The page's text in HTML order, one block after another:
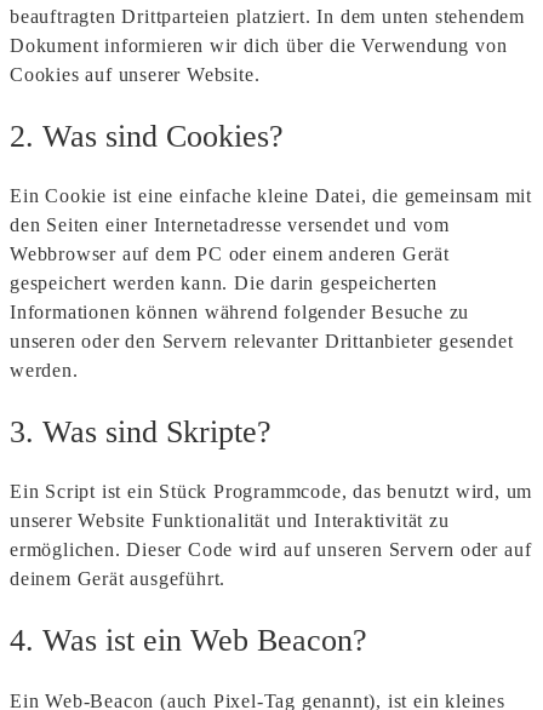
beauftragten Drittparteien platziert. In dem unten stehendem
Dokument informieren wir dich über die Verwendung von
Cookies auf unserer Website.
2. Was sind Cookies?
Ein Cookie ist eine einfache kleine Datei, die gemeinsam mit
den Seiten einer Internetadresse versendet und vom
Webbrowser auf dem PC oder einem anderen Gerät
gespeichert werden kann. Die darin gespeicherten
Informationen können während folgender Besuche zu
unseren oder den Servern relevanter Drittanbieter gesendet
werden.
3. Was sind Skripte?
Ein Script ist ein Stück Programmcode, das benutzt wird, um
unserer Website Funktionalität und Interaktivität zu
ermöglichen. Dieser Code wird auf unseren Servern oder auf
deinem Gerät ausgeführt.
4. Was ist ein Web Beacon?
Ein Web-Beacon (auch Pixel-Tag genannt), ist ein kleines